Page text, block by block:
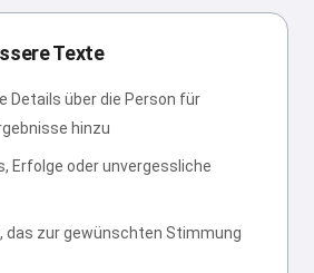
Texte
Details über die Person für
hinzu
Erfolge oder unvergessliche
das zur gewünschten Stimmung